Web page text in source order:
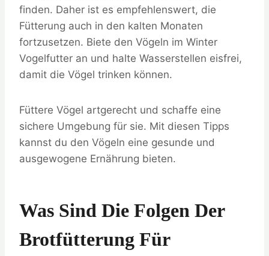
finden. Daher ist es empfehlenswert, die
Fütterung auch in den kalten Monaten
fortzusetzen. Biete den Vögeln im Winter
Vogelfutter an und halte Wasserstellen eisfrei,
damit die Vögel trinken können.
Füttere Vögel artgerecht und schaffe eine
sichere Umgebung für sie. Mit diesen Tipps
kannst du den Vögeln eine gesunde und
ausgewogene Ernährung bieten.
Was Sind Die Folgen Der
Brotfütterung Für